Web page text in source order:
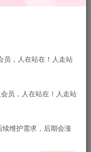
解锁使用Xposed模
免费下载音乐等等，
员，人在站在！人走站
员，人在站在！人走站
维护需求，后期会涨